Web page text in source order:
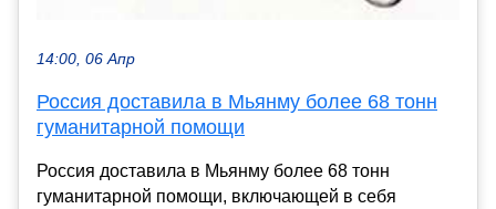
14:00, 06 Апр
Россия доставила в Мьянму более 68 тонн
гуманитарной помощи
Россия доставила в Мьянму более 68 тонн
гуманитарной помощи, включающей в себя